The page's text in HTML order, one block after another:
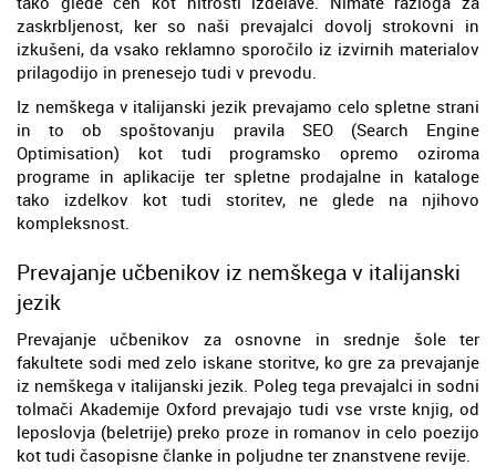
zaskrbljenost, ker so naši prevajalci dovolj strokovni in
izkušeni, da vsako reklamno sporočilo iz izvirnih materialov
prilagodijo in prenesejo tudi v prevodu.
Iz nemškega v italijanski jezik prevajamo celo spletne strani
in to ob spoštovanju pravila SEO (Search Engine
Optimisation) kot tudi programsko opremo oziroma
programe in aplikacije ter spletne prodajalne in kataloge
tako izdelkov kot tudi storitev, ne glede na njihovo
kompleksnost.
Prevajanje učbenikov iz nemškega v italijanski
jezik
Prevajanje učbenikov za osnovne in srednje šole ter
fakultete sodi med zelo iskane storitve, ko gre za prevajanje
iz nemškega v italijanski jezik. Poleg tega prevajalci in sodni
tolmači Akademije Oxford prevajajo tudi vse vrste knjig, od
leposlovja (beletrije) preko proze in romanov in celo poezijo
kot tudi časopisne članke in poljudne ter znanstvene revije.